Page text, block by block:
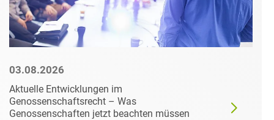
03.08.2026
Aktuelle Entwicklungen im
Genossenschaftsrecht – Was
Genossenschaften jetzt beachten müssen